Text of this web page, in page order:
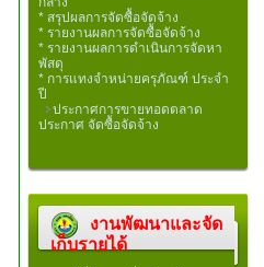
* สรุปผลการจัดซื้อจัดจ้าง
* รายงานผลการจัดซื้อจัดจ้าง
* รายงานผลการดำเนินการจัดหา
พัสดุ
* การแทงจำหน่ายครุภัณฑ์ ประจำ
ปี
ประกาศการขายทอดตลาด
ประกาศ จัดซื้อจัดจ้าง
งานพัฒนาและจัด
เก็บรายได้